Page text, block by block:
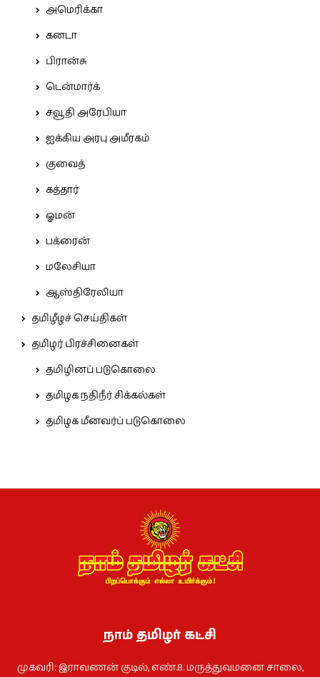
அமெரிக்கா
கனடா
பிரான்சு
டென்மார்க்
சவூதி அரேபியா
ஐக்கிய அரபு அமீரகம்
குவைத்
கத்தார்
ஓமன்
பக்ரைன்
மலேசியா
ஆஸ்திரேலியா
தமிழீழச் செய்திகள்
தமிழர் பிரச்சினைகள்
தமிழினப் படுகொலை
தமிழக நதிநீர் சிக்கல்கள்
தமிழக மீனவர்ப் படுகொலை
நாம் தமிழர் கட்சி
முகவரி: இராவணன் குடில், எண்.8. மருத்துவமனை சாலை,